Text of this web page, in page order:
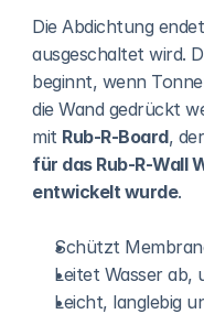
Die Abdichtung
ausgeschaltet wird.
beginnt, wenn
die Wand gedrückt
mit Rub-R-Board, der
für das Rub-R-Wall
entwickelt wurde.
Schützt
Leitet Wasser ab,
Leicht, langlebig